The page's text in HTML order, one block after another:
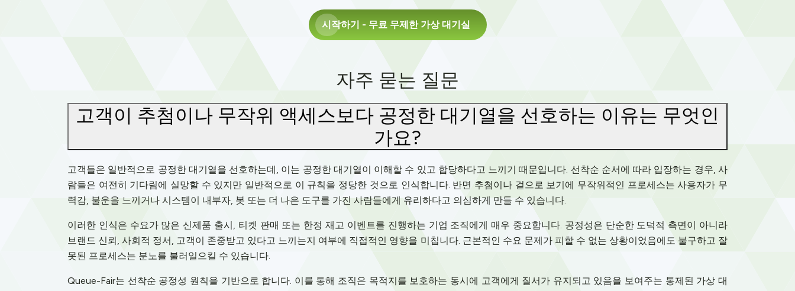
시작하기 - 무료 무제한 가상 대기실
자주 묻는 질문
고객이 추첨이나 무작위 액세스보다 공정한 대기열을 선호하는 이유는 무엇인
가요?
고객들은 일반적으로 공정한 대기열을 선호하는데, 이는 공정한 대기열이 이해할 수 있고 합당하다고 느끼기 때문입니다. 선착순 순서에 따라 입장하는 경우, 사
람들은 여전히 기다림에 실망할 수 있지만 일반적으로 이 규칙을 정당한 것으로 인식합니다. 반면 추첨이나 겉으로 보기에 무작위적인 프로세스는 사용자가 무
력감, 불운을 느끼거나 시스템이 내부자, 봇 또는 더 나은 도구를 가진 사람들에게 유리하다고 의심하게 만들 수 있습니다.
이러한 인식은 수요가 많은 신제품 출시, 티켓 판매 또는 한정 재고 이벤트를 진행하는 기업 조직에게 매우 중요합니다. 공정성은 단순한 도덕적 측면이 아니라
브랜드 신뢰, 사회적 정서, 고객이 존중받고 있다고 느끼는지 여부에 직접적인 영향을 미칩니다. 근본적인 수요 문제가 피할 수 없는 상황이었음에도 불구하고 잘
못된 프로세스는 분노를 불러일으킬 수 있습니다.
Queue-Fair는 선착순 공정성 원칙을 기반으로 합니다. 이를 통해 조직은 목적지를 보호하는 동시에 고객에게 질서가 유지되고 있음을 보여주는 통제된 가상 대